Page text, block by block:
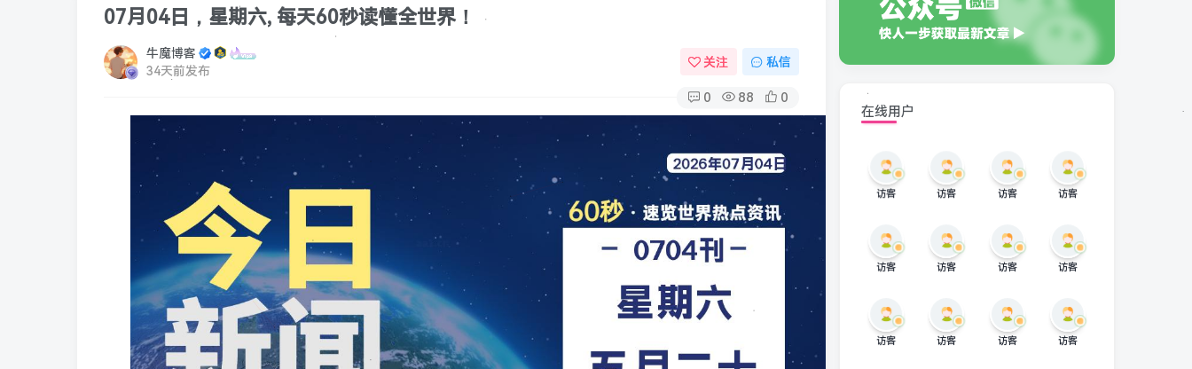
07月04日，星期六, 每天60秒读懂全世界！
牛魔博客
34天前发布
关注 私信
0 88 0
在线用户
访客 访客 访客 访客
访客 访客 访客 访客
访客 访客 访客 访客